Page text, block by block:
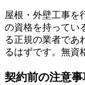
屋根・外壁工事を
の資格を持ってい
る正規の業者であ
るはずです。無資
契約前の注意事